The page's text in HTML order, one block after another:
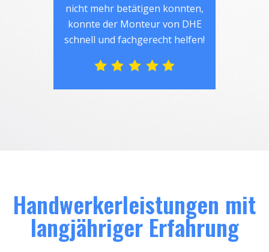
nicht mehr betätigen konnten,
konnte der Monteur von DHE
schnell und fachgerecht helfen!
Handwerkerleistungen mit
langjähriger Erfahrung